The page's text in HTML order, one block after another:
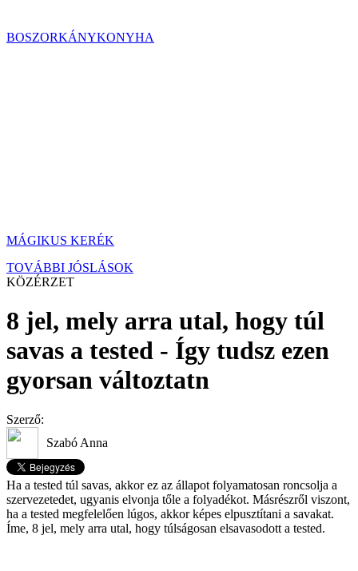
BOSZORKÁNYKONYHA
MÁGIKUS KERÉK
TOVÁBBI JÓSLÁSOK
KÖZÉRZET
8 jel, mely arra utal, hogy túl
savas a tested - Így tudsz ezen
gyorsan változtatn
Szerző:
Szabó Anna
Ha a tested túl savas, akkor ez az állapot folyamatosan roncsolja a
szervezetedet, ugyanis elvonja tőle a folyadékot. Másrészről viszont,
ha a tested megfelelően lúgos, akkor képes elpusztítani a savakat.
Íme, 8 jel, mely arra utal, hogy túlságosan elsavasodott a tested.